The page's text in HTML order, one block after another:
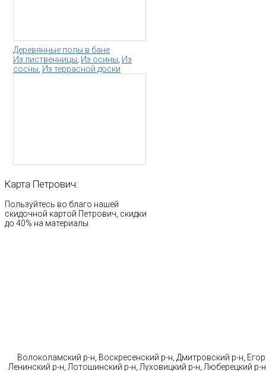
Деревянные полы в бане
Из лиственницы, Из осины, Из
сосны, Из террасной доски
Карта Петрович:
Пользуйтесь во благо нашей
скидочной картой Петрович, скидки
до 40% на материалы.
Волоколамский р-н, Воскресенский р-н, Дмитровский р-н,
Ленинский р-н, Лотошинский р-н, Луховицкий р-н, Люберецкий